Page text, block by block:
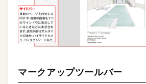
マークアップツールバー